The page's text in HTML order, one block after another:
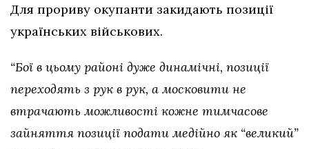
Для прориву окупанти закидають позиції
українських військових.
“Бої в цьому районі дуже динамічні, позиції
переходять з рук в рук, а московити не
втрачають можливості кожне тимчасове
зайняття позиції подати медійно як “великий”